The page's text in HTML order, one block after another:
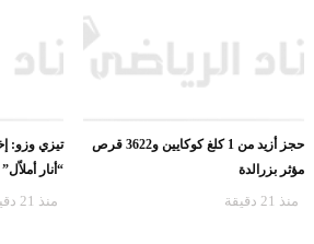
حجز أزيد من 1 كلغ كوكايين و3622 قرص
مؤثر بزرالدة
منذ 21 دقيقة
تيزي وزو:
“أنار أملاّل”
منذ 21 دقيقة